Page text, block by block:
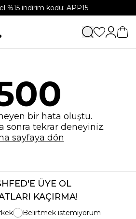
%15 indirim kodu: APP15
bir hata oluştu.
sonra tekrar deneyiniz.
sayfaya dön
ÜYE OL
KAÇIRMA!
Belirtmek istemiyorum